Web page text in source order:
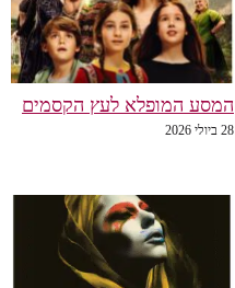
המסע המופלא לעץ הקסמים
28 ביולי 2026